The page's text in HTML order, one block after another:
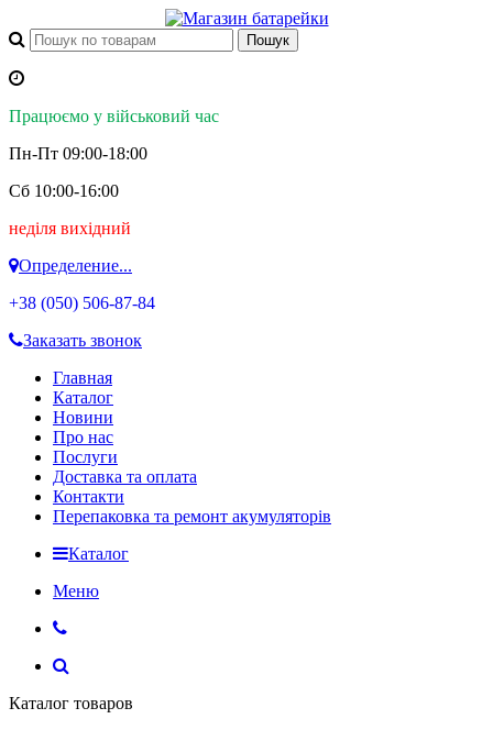
Працюємо у військовий час
Пн-Пт 09:00-18:00
Сб 10:00-16:00
неділя вихідний
Определение...
+38 (050) 506-87-84
Заказать звонок
Главная
Каталог
Новини
Про нас
Послуги
Доставка та оплата
Контакти
Перепаковка та ремонт акумуляторів
Каталог
Меню
Каталог товаров